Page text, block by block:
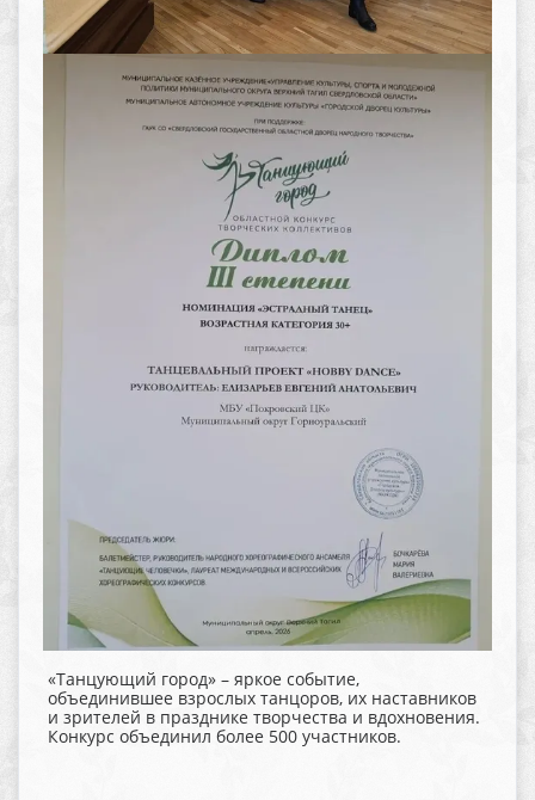
«Танцующий город» – яркое событие,
объединившее взрослых танцоров, их наставников
и зрителей в празднике творчества и вдохновения.
Конкурс объединил более 500 участников.